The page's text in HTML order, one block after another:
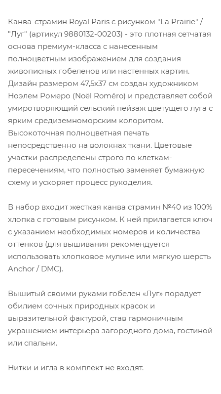
Канва-страмин Royal Paris с рисунком "La Prairie" /
"Луг" (артикул 9880132-00203) - это плотная сетчатая
основа премиум-класса с нанесенным
полноцветным изображением для создания
живописных гобеленов или настенных картин.
Дизайн размером 47,5х37 см создан художником
Ноэлем Ромеро (Noël Roméro) и представляет собой
умиротворяющий сельский пейзаж цветущего луга с
ярким средиземноморским колоритом.
Высокоточная полноцветная печать
непосредственно на волокнах ткани. Цветовые
участки распределены строго по клеткам-
пересечениям, что полностью заменяет бумажную
схему и ускоряет процесс рукоделия.
В набор входит жесткая канва страмин №40 из 100%
хлопка с готовым рисунком. К ней прилагается ключ
с указанием необходимых номеров и количества
оттенков (для вышивания рекомендуется
использовать хлопковое мулине или мягкую шерсть
Anchor / DMC).
Вышитый своими руками гобелен «Луг» порадует
обилием сочных природных красок и
выразительной фактурой, став гармоничным
украшением интерьера загородного дома, гостиной
или спальни.
Нитки и игла в комплект не входят.